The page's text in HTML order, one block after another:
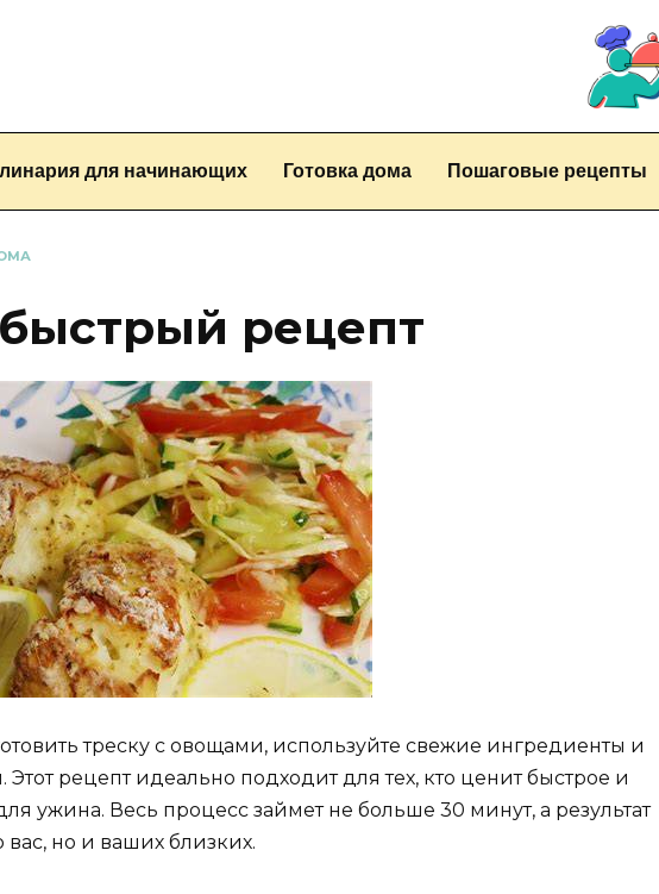
для начинающих Готовка дома Пошаговые рецепты
рецепт
треску с овощами, используйте свежие ингредиенты и
рецепт идеально подходит для тех, кто ценит быстрое и
ужина. Весь процесс займет не больше 30 минут, а результат
вас, но и ваших близких.